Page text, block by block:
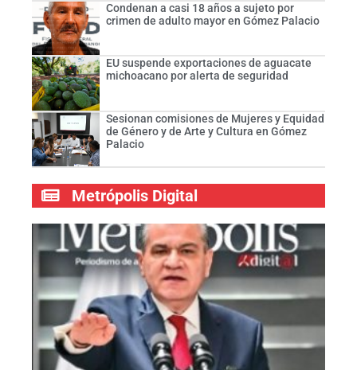
Condenan a casi 18 años a sujeto por
crimen de adulto mayor en Gómez Palacio
EU suspende exportaciones de aguacate
michoacano por alerta de seguridad
Sesionan comisiones de Mujeres y Equidad
de Género y de Arte y Cultura en Gómez
Palacio
Metrópolis Digital